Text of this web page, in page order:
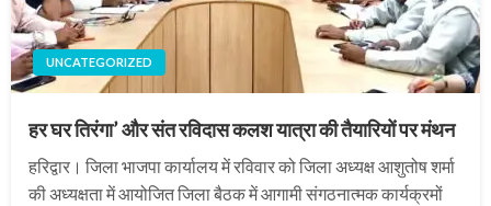
UNCATEGORIZED
हर घर तिरंगा’ और संत रविदास कलश यात्रा की तैयारियों पर मंथन
हरिद्वार। जिला भाजपा कार्यालय में रविवार को जिला अध्यक्ष आशुतोष शर्मा
की अध्यक्षता में आयोजित जिला बैठक में आगामी संगठनात्मक कार्यक्रमों